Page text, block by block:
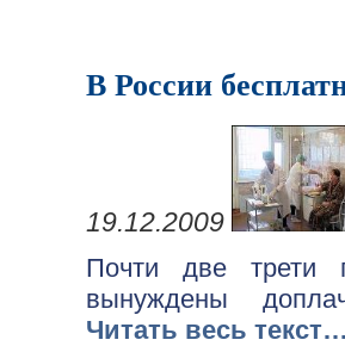
В России
19.12.2009
Почти две трети
вынуждены
Читать весь